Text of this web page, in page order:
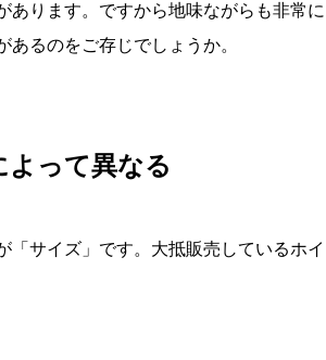
あります。ですから地味ながらも非常に
るのをご存じでしょうか。
って異なる
「サイズ」です。大抵販売しているホイ